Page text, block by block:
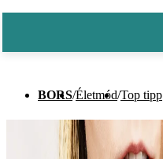
BORS/Életmód/Top tipp